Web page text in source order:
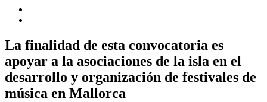
La finalidad de esta convocatoria es
apoyar a la asociaciones de la isla en el
desarrollo y organización de festivales de
música en Mallorca